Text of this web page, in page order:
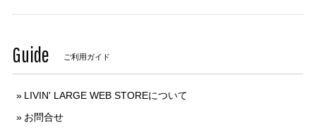
Guide ご利用ガイド
LIVIN' LARGE WEB STOREについて
お問合せ